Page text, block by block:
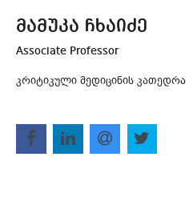
მამუკა ჩხაიძე
Associate Professor
კრიტიკული მედიცინის კათედრა